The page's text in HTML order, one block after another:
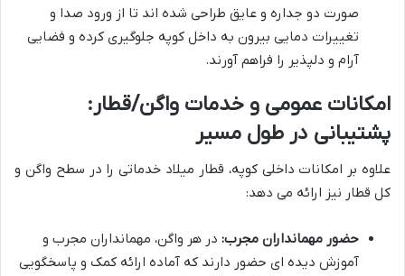
صورت دو جداره و عایق طراحی شده اند تا از ورود صدا و
تغییرات دمایی بیرون به داخل کوپه جلوگیری کرده و فضایی
آرام و دلپذیر را فراهم آورند.
امکانات عمومی و خدمات واگن/قطار:
پشتیبانی در طول مسیر
علاوه بر امکانات داخلی کوپه، قطار میلاد خدماتی را در سطح واگن و
کل قطار نیز ارائه می دهد:
حضور مهمانداران مجرب: در هر واگن، مهمانداران مجرب و
آموزش دیده ای حضور دارند که آماده ارائه کمک و پاسخگویی